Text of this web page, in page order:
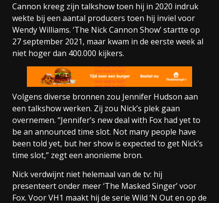
Cannon kreeg zijn talkshow toen hij in 2020 indruk
wekte bij een aantal producers toen hij inviel voor
Wendy Williams. ‘The Nick Cannon Show’ startte op
27 september 2021, maar kwam in de eerste week al
niet hoger dan 400.000 kijkers.
Volgens diverse bronnen zou Jennifer Hudson aan
een talkshow werken. Zij zou Nick’s plek gaan
overnemen. “Jennifer’s new deal with Fox had yet to
be an announced time slot. Not many people have
been told yet, but her show is expected to get Nick’s
time slot,” zegt een anonieme bron.
Nick verdwijnt niet helemaal van de tv: hij
presenteert onder meer ‘The Masked Singer’ voor
Fox. Voor VH1 maakt hij de serie Wild ‘N Out en op de